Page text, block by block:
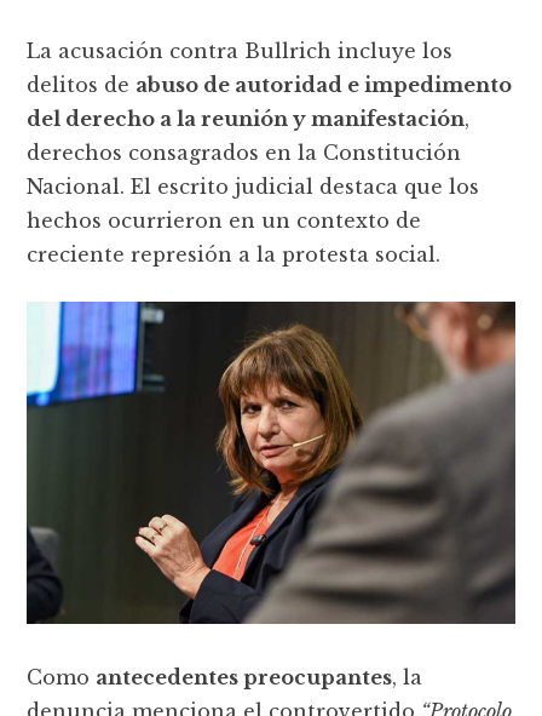
La acusación contra Bullrich incluye los
delitos de abuso de autoridad e impedimento
del derecho a la reunión y manifestación,
derechos consagrados en la Constitución
Nacional. El escrito judicial destaca que los
hechos ocurrieron en un contexto de
creciente represión a la protesta social.
Como antecedentes preocupantes, la